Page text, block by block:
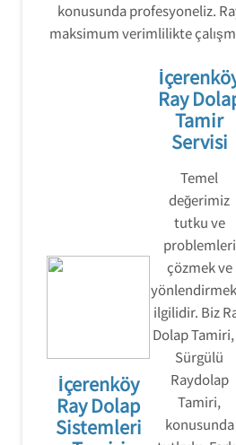
konusunda profesyoneliz.
maksimum verimlilikte
İçerenköy
Ray Dolap
Sistemleri
Ray
Tamir
Servisi
Temel
değerimiz
tutku ve
problemleri
çözmek ve
ilgilidir. Biz
Dolap
Sürgülü
Raydolap
Tamiri,
konusunda